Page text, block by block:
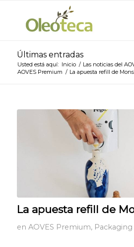
Últimas entradas
Usted está aquí: Inicio / Las noticias del
AOVES Premium / La apuesta refill de
La apuesta refill de
en AOVES Premium, Packaging